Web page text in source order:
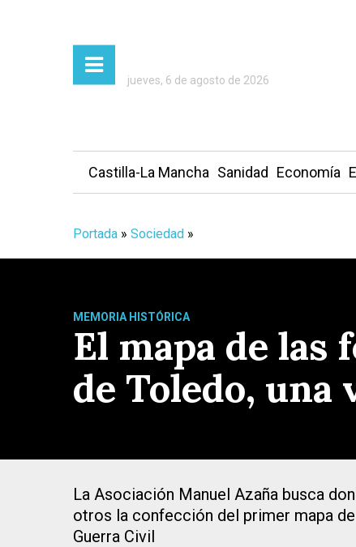
jueves, 6 de agosto de 2026
Castilla-La Mancha Sanidad Economía
Portada » Sociedad »
MEMORIA HISTÓRICA
El mapa de las
de Toledo, una
La Asociación Manuel Azaña busca
otros la confección del primer mapa
Guerra Civil